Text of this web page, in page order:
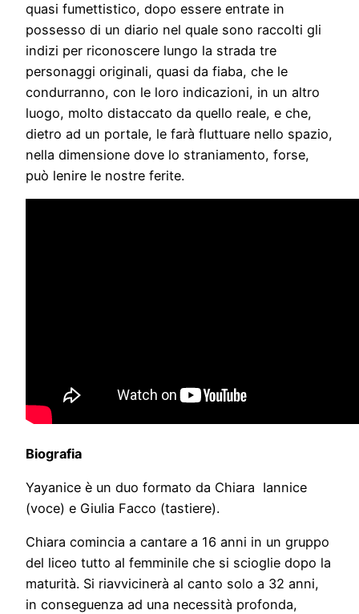
quasi fumettistico, dopo essere entrate in
possesso di un diario nel quale sono raccolti gli
indizi per riconoscere lungo la strada tre
personaggi originali, quasi da fiaba, che le
condurranno, con le loro indicazioni, in un altro
luogo, molto distaccato da quello reale, e che,
dietro ad un portale, le farà fluttuare nello spazio,
nella dimensione dove lo straniamento, forse,
può lenire le nostre ferite.
Biografia
Yayanice è un duo formato da Chiara Iannice
(voce) e Giulia Facco (tastiere).
Chiara comincia a cantare a 16 anni in un gruppo
del liceo tutto al femminile che si scioglie dopo la
maturità. Si riavvicinerà al canto solo a 32 anni,
in conseguenza ad una necessità profonda,